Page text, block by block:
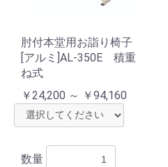
肘付本堂用お詣り椅子
[アルミ]AL-350E 積重
ね式
￥24,200 ～ ￥94,160
数量